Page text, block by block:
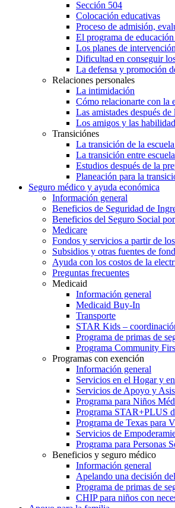
Sección 504
Colocación educativas
Proceso de admisión,
El programa de
Los planes de
Dificultad en conseguir
La defensa y promoción
Relaciones personales
La intimidación
Cómo relacionarte con la
Las amistades después de
Los amigos y las
Transiciónes
La transición de la
La transición entre
Estudios después de la
Planeación para la
Seguro médico y ayuda económica
Información general
Beneficios de Seguridad de
Beneficios del Seguro Social
Medicare
Fondos y servicios a partir de
Subsidios y otras fuentes de
Ayuda con los costos de la
Preguntas frecuentes
Medicaid
Información general
Medicaid Buy-In
Transporte
STAR Kids –
Programa de primas de
Programa Community
Programas con exención
Información general
Servicios en el Hogar y
Servicios de Apoyo y
Programa para Niños
Programa STAR+PLUS
Programa de Texas para
Servicios de
Programa para Personas
Beneficios y seguro médico
Información general
Apelando una decisión
Programa de primas de
CHIP para niños con